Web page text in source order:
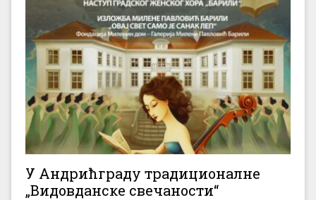
У Андрићграду традиционалне
„Видовданске свечаности“